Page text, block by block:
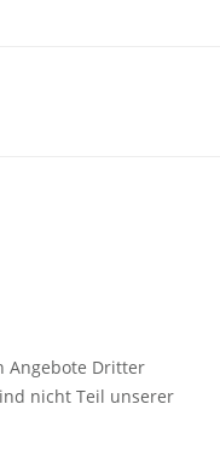
Angebote Dritter
nicht Teil unserer